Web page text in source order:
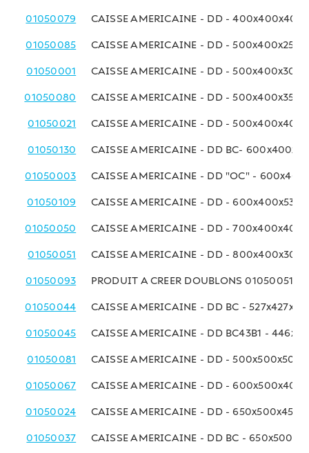
01050079 CAISSE AMERICAINE - DD - 400x400x400
01050085 CAISSE AMERICAINE - DD - 500x400x250
01050001 CAISSE AMERICAINE - DD - 500x400x300
01050080 CAISSE AMERICAINE - DD - 500x400x350
01050021 CAISSE AMERICAINE - DD - 500x400x400
01050130 CAISSE AMERICAINE - DD BC-
01050003 CAISSE AMERICAINE - DD "OC" -
01050109 CAISSE AMERICAINE - DD - 600x400x530
01050050 CAISSE AMERICAINE - DD - 700x400x400
01050051 CAISSE AMERICAINE - DD - 800x400x300
01050093 PRODUIT A CREER DOUBLONS 01050051
01050044 CAISSE AMERICAINE - DD BC -
01050045 CAISSE AMERICAINE - DD BC43B1 -
01050081 CAISSE AMERICAINE - DD - 500x500x500
01050067 CAISSE AMERICAINE - DD - 600x500x400
01050024 CAISSE AMERICAINE - DD - 650x500x450
01050037 CAISSE AMERICAINE - DD BC -